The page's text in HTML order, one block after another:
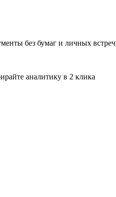
без бумаг и личных встреч
аналитику в 2 клика